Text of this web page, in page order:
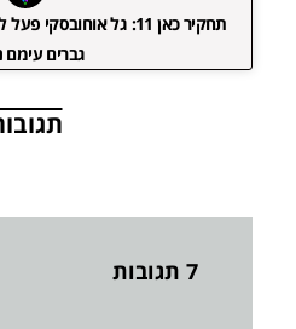
תחקיר כאן 11: גל
גברים
7 תגובות